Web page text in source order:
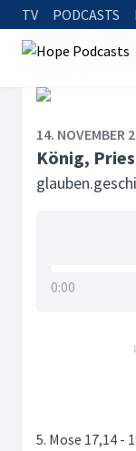
TV PODCASTS
Startseite
König, Priester und
14. NOVEMBER
König,
0:00
5. Mose 17,14 -